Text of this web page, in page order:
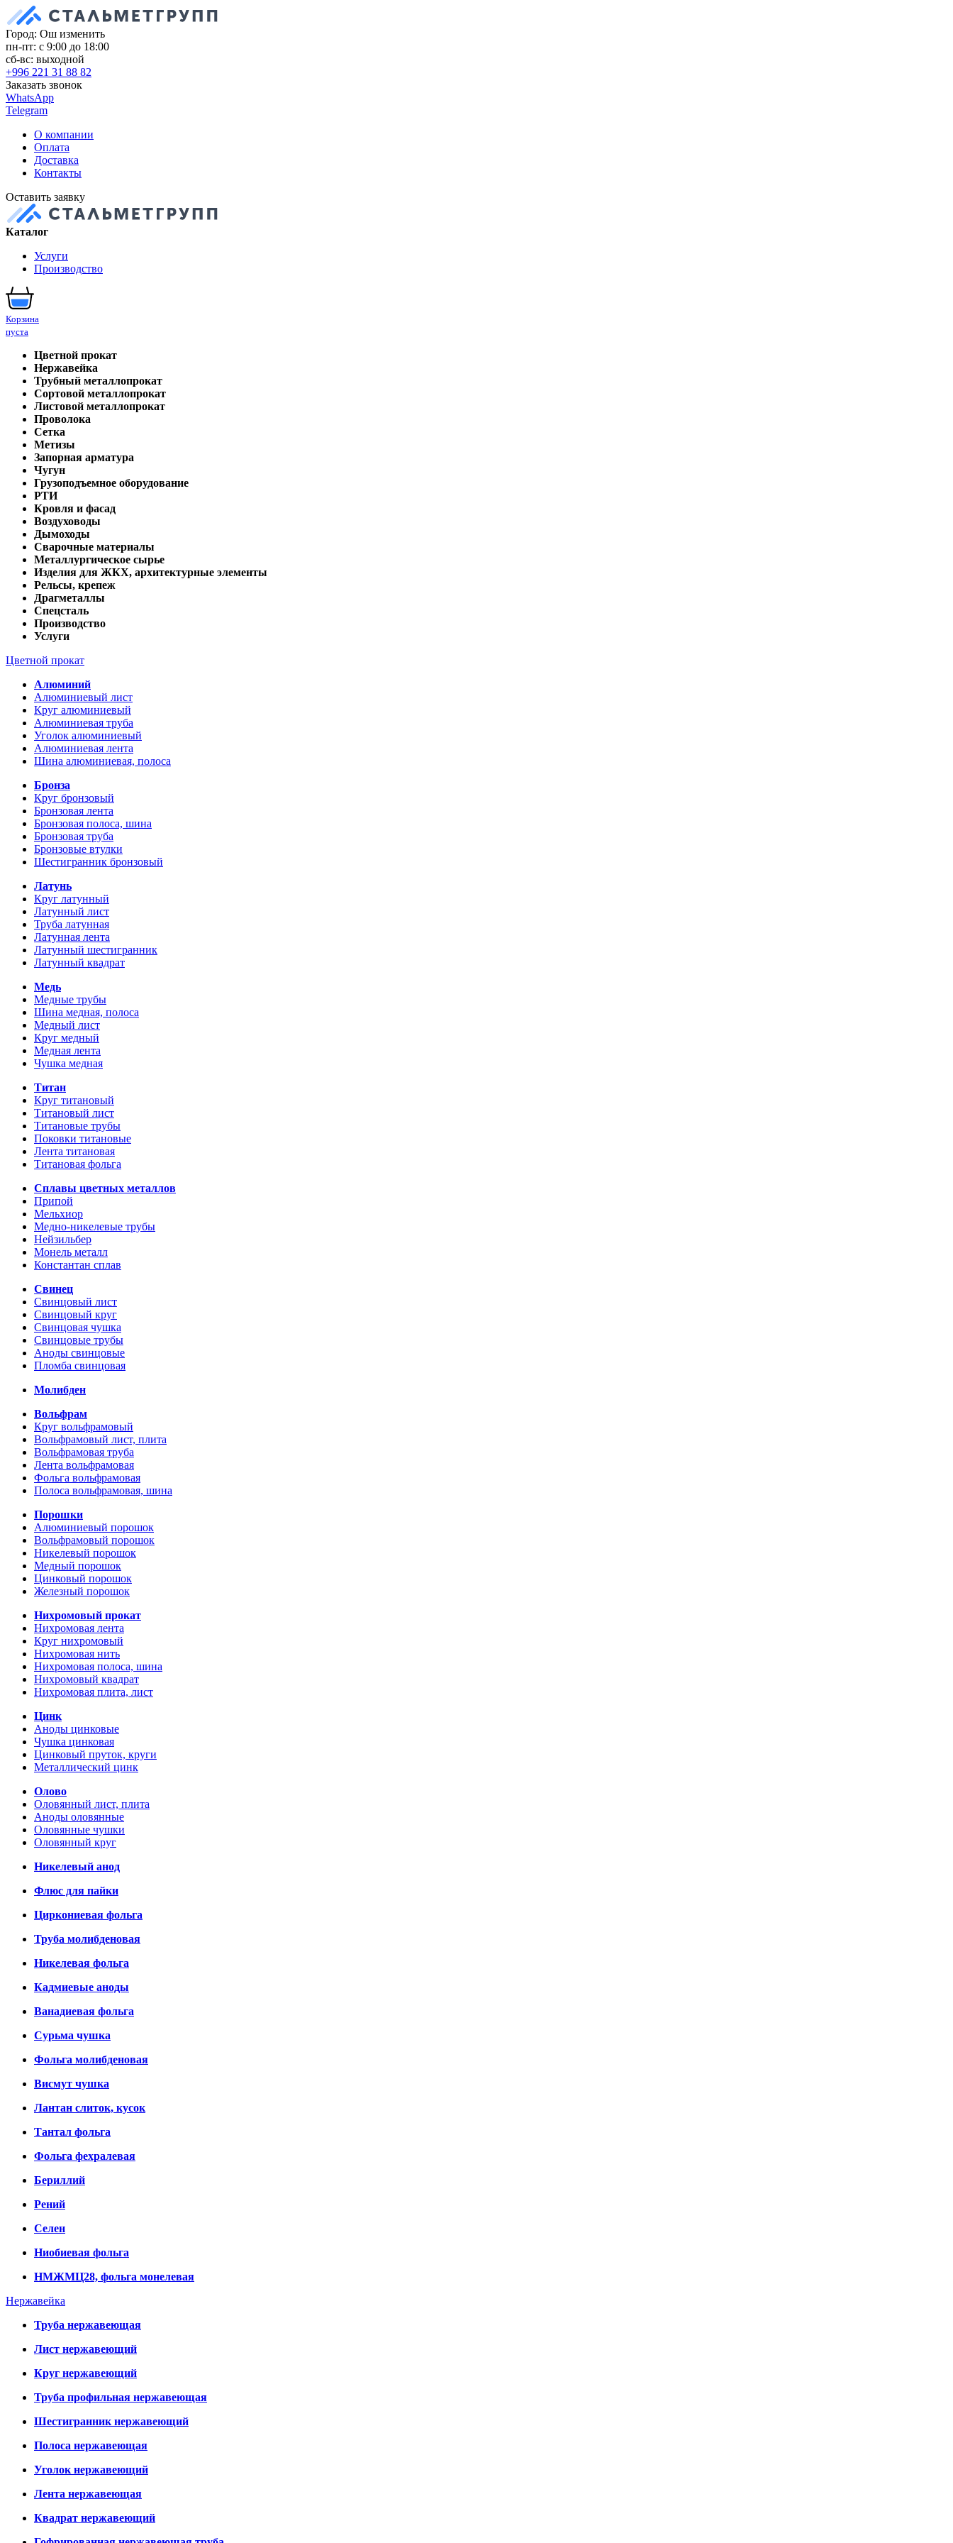
Город: Ош изменить
пн-пт: с 9:00 до 18:00
сб-вс: выходной
+996 221 31 88 82
Заказать звонок
WhatsApp
Telegram
О компании
Оплата
Доставка
Контакты
Оставить заявку
Каталог
Услуги
Производство
Корзина
пуста
Цветной прокат
Нержавейка
Трубный металлопрокат
Сортовой металлопрокат
Листовой металлопрокат
Проволока
Сетка
Метизы
Запорная арматура
Чугун
Грузоподъемное оборудование
РТИ
Кровля и фасад
Воздуховоды
Дымоходы
Сварочные материалы
Металлургическое сырье
Изделия для ЖКХ, архитектурные элементы
Рельсы, крепеж
Драгметаллы
Спецсталь
Производство
Услуги
Цветной прокат
Алюминий
Алюминиевый лист
Круг алюминиевый
Алюминиевая труба
Уголок алюминиевый
Алюминиевая лента
Шина алюминиевая, полоса
Бронза
Круг бронзовый
Бронзовая лента
Бронзовая полоса, шина
Бронзовая труба
Бронзовые втулки
Шестигранник бронзовый
Латунь
Круг латунный
Латунный лист
Труба латунная
Латунная лента
Латунный шестигранник
Латунный квадрат
Медь
Медные трубы
Шина медная, полоса
Медный лист
Круг медный
Медная лента
Чушка медная
Титан
Круг титановый
Титановый лист
Титановые трубы
Поковки титановые
Лента титановая
Титановая фольга
Сплавы цветных металлов
Припой
Мельхиор
Медно-никелевые трубы
Нейзильбер
Монель металл
Константан сплав
Свинец
Свинцовый лист
Свинцовый круг
Свинцовая чушка
Свинцовые трубы
Аноды свинцовые
Пломба свинцовая
Молибден
Вольфрам
Круг вольфрамовый
Вольфрамовый лист, плита
Вольфрамовая труба
Лента вольфрамовая
Фольга вольфрамовая
Полоса вольфрамовая, шина
Порошки
Алюминиевый порошок
Вольфрамовый порошок
Никелевый порошок
Медный порошок
Цинковый порошок
Железный порошок
Нихромовый прокат
Нихромовая лента
Круг нихромовый
Нихромовая нить
Нихромовая полоса, шина
Нихромовый квадрат
Нихромовая плита, лист
Цинк
Аноды цинковые
Чушка цинковая
Цинковый пруток, круги
Металлический цинк
Олово
Оловянный лист, плита
Аноды оловянные
Оловянные чушки
Оловянный круг
Никелевый анод
Флюс для пайки
Циркониевая фольга
Труба молибденовая
Никелевая фольга
Кадмиевые аноды
Ванадиевая фольга
Сурьма чушка
Фольга молибденовая
Висмут чушка
Лантан слиток, кусок
Тантал фольга
Фольга фехралевая
Бериллий
Рений
Селен
Ниобиевая фольга
НМЖМЦ28, фольга монелевая
Нержавейка
Труба нержавеющая
Лист нержавеющий
Круг нержавеющий
Труба профильная нержавеющая
Шестигранник нержавеющий
Полоса нержавеющая
Уголок нержавеющий
Лента нержавеющая
Квадрат нержавеющий